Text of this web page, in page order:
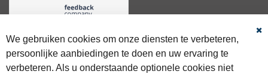
GRATIS VERZENDING
Gratis verzending >€50 binnen NL & BE.
We gebruiken cookies om onze diensten te verbeteren,
persoonlijke aanbiedingen te doen en uw ervaring te
verbeteren. Als u onderstaande optionele cookies niet